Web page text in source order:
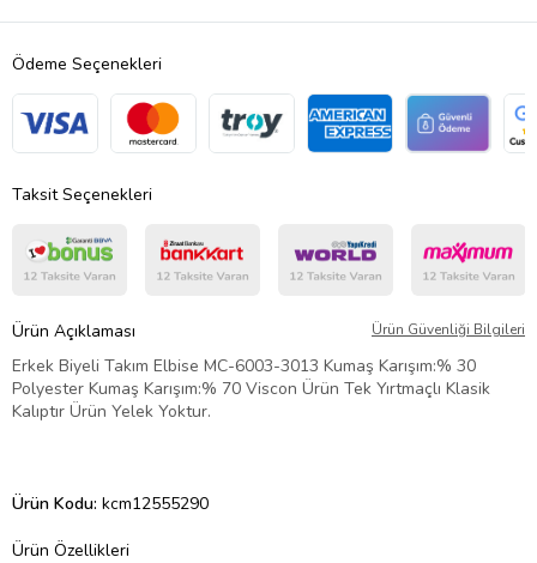
Ödeme Seçenekleri
Taksit Seçenekleri
Ürün Açıklaması Ürün Güvenliği Bilgileri
Erkek Biyeli Takım Elbise MC-6003-3013 Kumaş Karışım:% 30
Polyester Kumaş Karışım:% 70 Viscon Ürün Tek Yırtmaçlı Klasik
Kalıptır Ürün Yelek Yoktur.
Ürün Kodu: kcm12555290
Ürün Özellikleri